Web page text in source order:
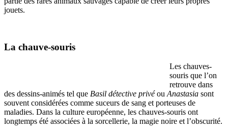
jouets.
La chauve-souris
Les chauves-
souris que l’on
retrouve dans
des dessins-animés tel que Basil détective privé ouAnastasia sont
souvent considérées comme suceurs de sang et porteuses de
maladies. Dans la culture européenne, les chauves-souris ont
longtemps été associées à la sorcellerie, la magie noire et l’obscurité.